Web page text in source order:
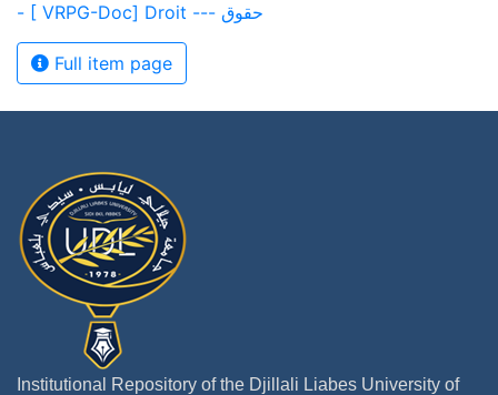
- [ VRPG-Doc] Droit --- حقوق
Full item page
Institutional Repository of the Djillali Liabes University of